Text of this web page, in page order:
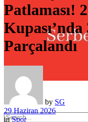
Patlaması!
Parçalandı
by SG
29 Haziran 2026
in Spor